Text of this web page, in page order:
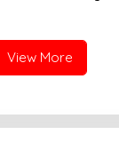
View More